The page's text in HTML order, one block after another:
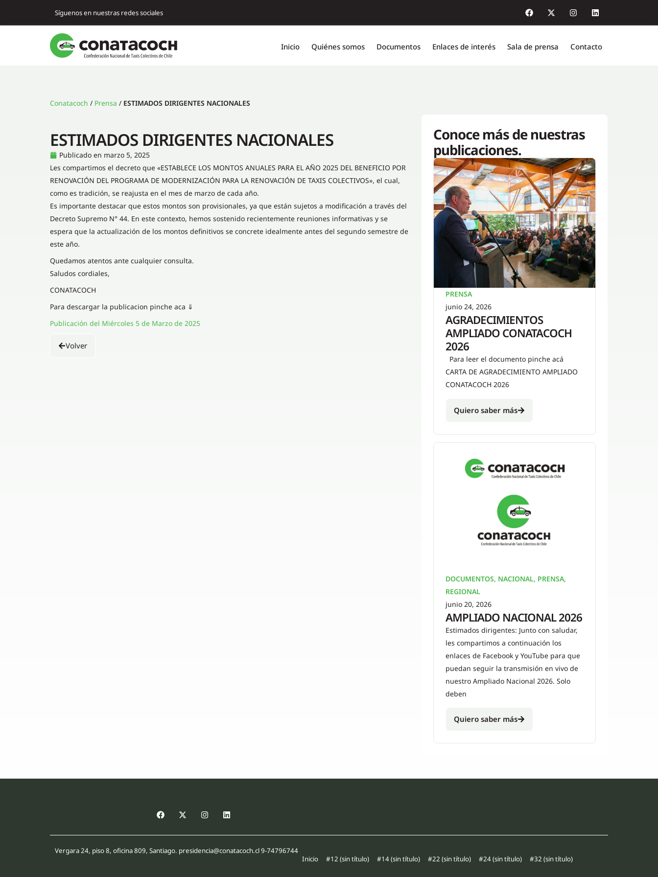
Síguenos en nuestras redes sociales
Inicio Quiénes somos Documentos Enlaces de interés Sala de prensa Contacto
Conatacoch / Prensa / ESTIMADOS DIRIGENTES NACIONALES
ESTIMADOS DIRIGENTES NACIONALES
Publicado en marzo 5, 2025
Les compartimos el decreto que «ESTABLECE LOS MONTOS ANUALES PARA EL AÑO 2025 DEL BENEFICIO POR
RENOVACIÓN DEL PROGRAMA DE MODERNIZACIÓN PARA LA RENOVACIÓN DE TAXIS COLECTIVOS», el cual,
como es tradición, se reajusta en el mes de marzo de cada año.
Es importante destacar que estos montos son provisionales, ya que están sujetos a modificación a través del
Decreto Supremo N° 44. En este contexto, hemos sostenido recientemente reuniones informativas y se
espera que la actualización de los montos definitivos se concrete idealmente antes del segundo semestre de
este año.
Quedamos atentos ante cualquier consulta.
Saludos cordiales,
CONATACOCH
Para descargar la publicacion pinche aca ⇓
Publicación del Miércoles 5 de Marzo de 2025
Volver
Conoce más de nuestras
publicaciones.
PRENSA
junio 24, 2026
AGRADECIMIENTOS
AMPLIADO CONATACOCH
2026
Para leer el documento pinche acá
CARTA DE AGRADECIMIENTO AMPLIADO
CONATACOCH 2026
Quiero saber más
DOCUMENTOS, NACIONAL, PRENSA,
REGIONAL
junio 20, 2026
AMPLIADO NACIONAL 2026
Estimados dirigentes: Junto con saludar,
les compartimos a continuación los
enlaces de Facebook y YouTube para que
puedan seguir la transmisión en vivo de
nuestro Ampliado Nacional 2026. Solo
deben
Quiero saber más
Vergara 24, piso 8, oficina 809, Santiago. presidencia@conatacoch.cl 9-74796744
Inicio
#12 (sin título) #14 (sin título) #22 (sin título) #24 (sin título) #32 (sin título)